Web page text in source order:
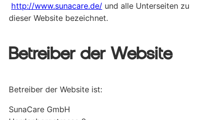
http://www.sunacare.de/ und alle Unterseiten zu
dieser Website bezeichnet.
Betreiber der Website
Betreiber der Website ist:
SunaCare GmbH